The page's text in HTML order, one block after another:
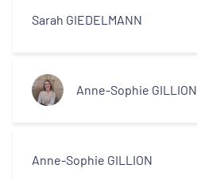
Sarah GIEDELMANN
Anne-Sophie GILLION
Anne-Sophie GILLION